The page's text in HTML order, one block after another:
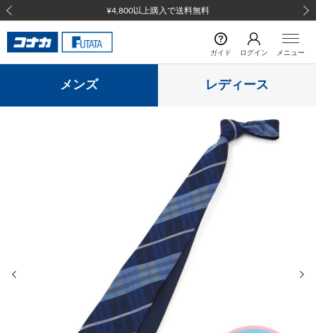
¥4,800以上購入で送料無料
前の画像
ガイド ログイン メニュー
メンズ レディース